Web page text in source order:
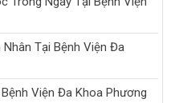
Tại Bệnh Viện Đa
Viện Đa Khoa Phương